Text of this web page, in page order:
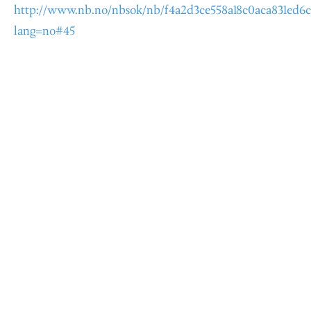
http://www.nb.no/nbsok/nb/
lang=no#45